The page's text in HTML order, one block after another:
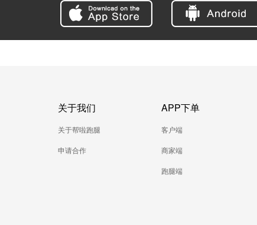
关于我们
关于帮啦跑腿
申请合作
APP下单
客户端
商家端
跑腿端